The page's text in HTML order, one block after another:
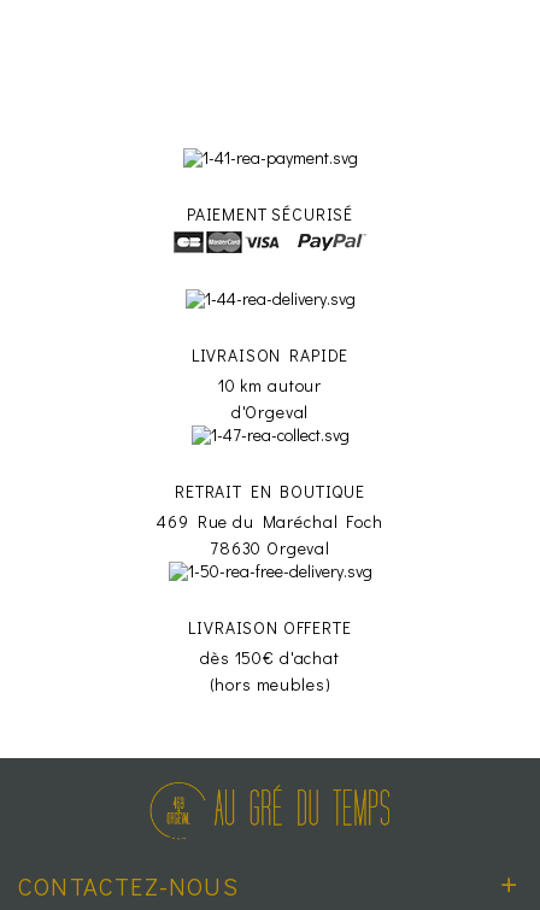
PAIEMENT SÉCURISÉ
LIVRAISON RAPIDE
10 km autour
d'Orgeval
RETRAIT EN BOUTIQUE
469 Rue du Maréchal Foch
78630 Orgeval
LIVRAISON OFFERTE
dès 150€ d'achat
(hors meubles)
CONTACTEZ-NOUS